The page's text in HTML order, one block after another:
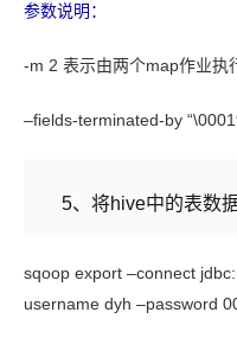
参数说明：
-m 2 表示由两个map作业执
–fields-terminated-by
5、 将hive中的表数
sqoop export –connect
username dyh –password